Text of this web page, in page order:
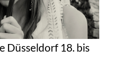
Düsseldorf 18. bis